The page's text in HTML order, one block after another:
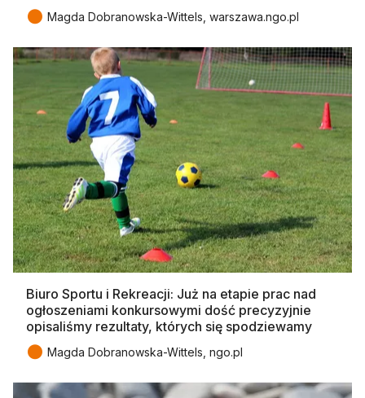
● Magda Dobranowska-Wittels, warszawa.ngo.pl
Biuro Sportu i Rekreacji: Już na etapie prac nad
ogłoszeniami konkursowymi dość precyzyjnie
opisaliśmy rezultaty, których się spodziewamy
● Magda Dobranowska-Wittels, ngo.pl